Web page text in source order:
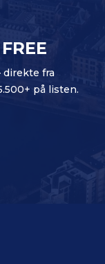
direkte fra
på listen.